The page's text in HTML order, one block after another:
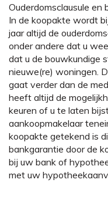
Ouderdomsclausule
In de koopakte wordt
jaar altijd de
onder andere dat u
dat u de bouwkundige
nieuwe(re) woningen.
gaat verder dan de
heeft altijd de
keuren of u te laten
aankoopmakelaar
koopakte getekend is
bankgarantie door de
bij uw bank of
met uw